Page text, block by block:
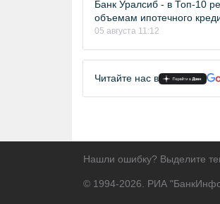
Банк Уралсиб - в Топ-10
объемам ипотечного
05 августа 11:12
Читайте нас в
Нашли ошибку? Выделите
© 1994-2026. РИА